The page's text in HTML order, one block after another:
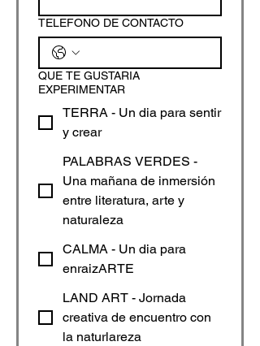
TELEFONO DE CONTACTO
QUE TE GUSTARIA
EXPERIMENTAR
TERRA - Un dia para sentir
y crear
PALABRAS VERDES -
Una mañana de inmersión
entre literatura, arte y
naturaleza
CALMA - Un dia para
enraizARTE
LAND ART - Jornada
creativa de encuentro con
la naturlareza